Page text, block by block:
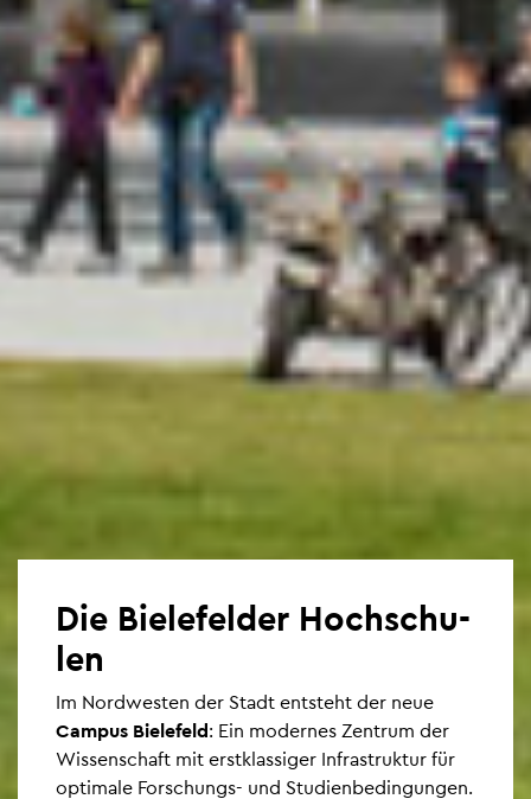
Die Bie­le­fel­der Hoch­schu­
len
Im Nord­wes­ten der Stadt ent­steht der neue
Cam­pus Bie­le­feld: Ein mo­der­nes Zen­trum der
Wis­sen­schaft mit erst­klas­si­ger In­fra­struk­tur für
op­ti­ma­le For­schungs- und Stu­di­en­be­din­gun­gen.